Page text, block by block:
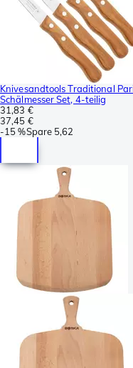
Knivesandtools Traditional
Schälmesser Set, 4-teilig
31,83 €
37,45 €
-15 %Spare 5,62